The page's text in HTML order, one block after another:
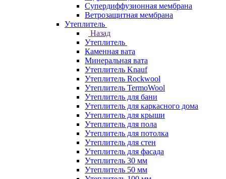
Супердиффузионная мембрана
Ветрозащитная мембрана
Утеплитель
Назад
Утеплитель
Каменная вата
Минеральная вата
Утеплитель Knauf
Утеплитель Rockwool
Утеплитель TermoWool
Утеплитель для бани
Утеплитель для каркасного дома
Утеплитель для крыши
Утеплитель для пола
Утеплитель для потолка
Утеплитель для стен
Утеплитель для фасада
Утеплитель 30 мм
Утеплитель 50 мм